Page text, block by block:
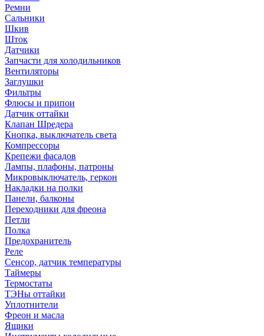
Ремни
Сальники
Шкив
Шток
Датчики
Запчасти для холодильников
Вентиляторы
Заглушки
Фильтры
Флюсы и припои
Датчик оттайки
Клапан Шредера
Кнопка, выключатель света
Компрессоры
Крепежи фасадов
Лампы, плафоны, патроны
Микровыключатель, геркон
Накладки на полки
Панели, балконы
Переходники для фреона
Петли
Полка
Предохранитель
Реле
Сенсор, датчик температуры
Таймеры
Термостаты
ТЭНы оттайки
Уплотнители
Фреон и масла
Ящики